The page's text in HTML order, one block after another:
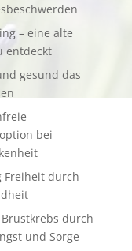
– eine alte
entdeckt
gesund das
bei
Freiheit durch
durch
und Sorge